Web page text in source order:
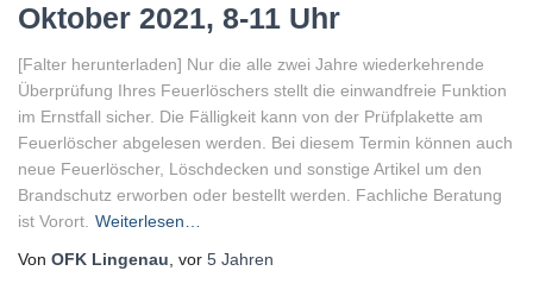
Oktober 2021, 8-11 Uhr
[Falter herunterladen] Nur die alle zwei Jahre wiederkehrende
Überprüfung Ihres Feuerlöschers stellt die einwandfreie Funktion
im Ernstfall sicher. Die Fälligkeit kann von der Prüfplakette am
Feuerlöscher abgelesen werden. Bei diesem Termin können auch
neue Feuerlöscher, Löschdecken und sonstige Artikel um den
Brandschutz erworben oder bestellt werden. Fachliche Beratung
ist Vorort. Weiterlesen…
Von OFK Lingenau , vor 5 Jahren